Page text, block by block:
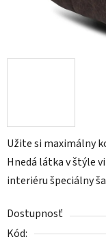
Užite si maximálny
Hnedá látka v štýle
interiéru špeciálny
Dostupnosť
Kód: